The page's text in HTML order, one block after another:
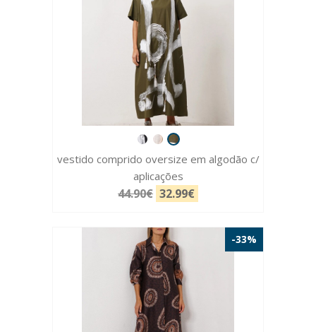
vestido comprido oversize em algodão c/
aplicações
44.90€ 32.99€
-33%